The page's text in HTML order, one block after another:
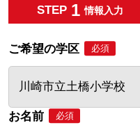
STEP 1 情報入力
ご希望の学区 必須
川崎市立土橋小学校
お名前 必須